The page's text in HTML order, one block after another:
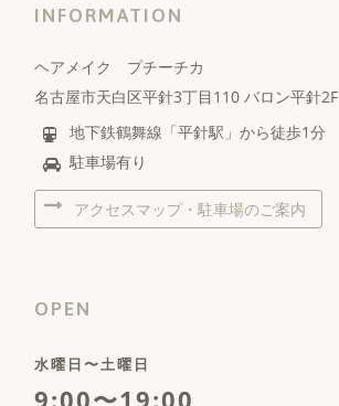
INFORMATION
ヘアメイク プチーチカ
名古屋市天白区平針3丁目110 バロン平針2F
地下鉄鶴舞線「平針駅」から徒歩1分
駐車場有り
アクセスマップ・駐車場のご案内
OPEN
水曜日〜土曜日